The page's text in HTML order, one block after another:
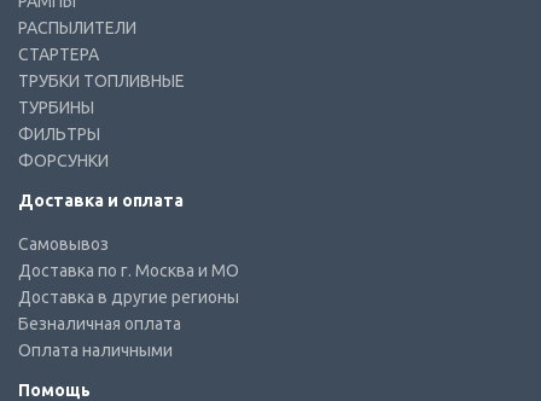
РАСПЫЛИТЕЛИ
СТАРТЕРА
ТРУБКИ ТОПЛИВНЫЕ
ТУРБИНЫ
ФИЛЬТРЫ
ФОРСУНКИ
Доставка и оплата
Самовывоз
Доставка по г. Москва и МО
Доставка в другие регионы
Безналичная оплата
Оплата наличными
Помощь